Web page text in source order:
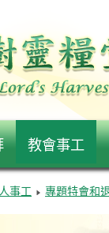
教會事工
事工 專題特會和